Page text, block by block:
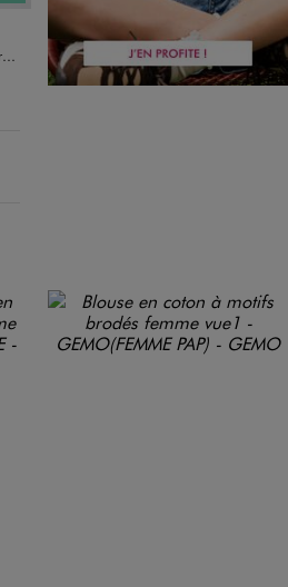
:
connaître la disponibilité de ce produit :